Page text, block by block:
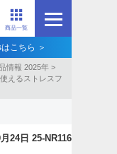
商品一覧
こちら ＞
情報 2025年 >
えるストレスフ
24日 25-NR116